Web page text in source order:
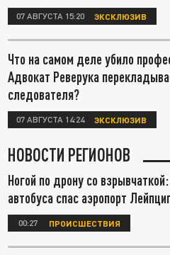
07 АВГУСТА 15:20 ЭКСКЛЮЗИВ
Что на самом деле убило
Адвокат Реверука
следователя?
07 АВГУСТА 14:24 ЭКСКЛЮЗИВ
НОВОСТИ РЕГИОНОВ
Ногой по дрону со
автобуса спас аэропорт
00:27 ПРОИСШЕСТВИЯ